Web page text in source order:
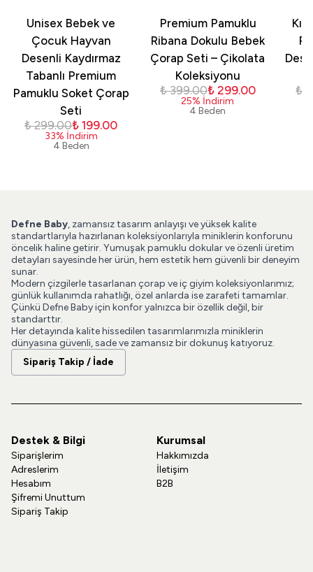
Unisex Bebek ve
Çocuk Hayvan
Desenli Kaydırmaz
Tabanlı Premium
Pamuklu Soket Çorap
Seti
₺ 299.00₺ 199.00
33% İndirim
4 Beden
Premium Pamuklu
Ribana Dokulu Bebek
Çorap Seti – Çikolata
Koleksiyonu
₺ 399.00₺ 299.00
25% İndirim
4 Beden
₺
Defne Baby, zamansız tasarım anlayışı ve yüksek kalite
standartlarıyla hazırlanan koleksiyonlarıyla miniklerin konforunu
öncelik haline getirir. Yumuşak pamuklu dokular ve özenli üretim
detayları sayesinde her ürün, hem estetik hem güvenli bir deneyim
sunar.
Modern çizgilerle tasarlanan çorap ve iç giyim koleksiyonlarımız;
günlük kullanımda rahatlığı, özel anlarda ise zarafeti tamamlar.
Çünkü Defne Baby için konfor yalnızca bir özellik değil, bir
standarttır.
Her detayında kalite hissedilen tasarımlarımızla miniklerin
dünyasına güvenli, sade ve zamansız bir dokunuş katıyoruz.
Sipariş Takip / İade
Destek & Bilgi
Siparişlerim
Adreslerim
Hesabım
Şifremi Unuttum
Sipariş Takip
Kurumsal
Hakkımızda
İletişim
B2B